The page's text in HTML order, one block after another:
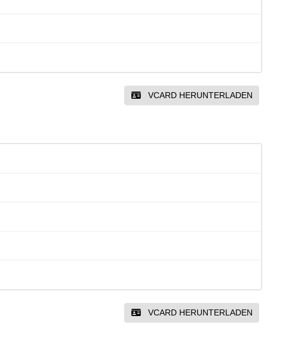
VCARD HERUNTERLADEN
VCARD HERUNTERLADEN